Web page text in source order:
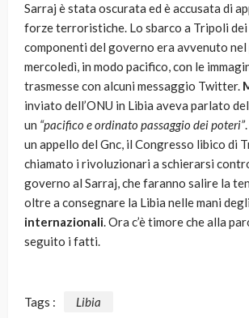
Sarraj è stata oscurata ed è accusata di
forze terroristiche. Lo sbarco a Tripoli
componenti del governo era avvenuto
mercoledì, in modo pacifico, con le
trasmesse con alcuni messaggio Twitter.
inviato dell’ONU in Libia aveva parlato
un “pacifico e ordinato passaggio dei poteri”
un appello del Gnc, il Congresso libico di
chiamato i rivoluzionari a schierarsi
governo al Sarraj, che faranno salire la
oltre a consegnare la Libia nelle mani degli
internazionali. Ora c’è timore che alla
seguito i fatti.
Tags : Libia